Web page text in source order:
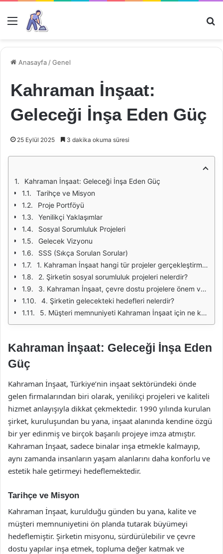
Menü
Anasayfa /Genel
Kahraman İnşaat:
Geleceği İnşa Eden Güç
25 Eylül 2025 3 dakika okuma süresi
Kahraman İnşaat: Geleceği İnşa Eden Güç
Tarihçe ve Misyon
Proje Portföyü
Yenilikçi Yaklaşımlar
Sosyal Sorumluluk Projeleri
Gelecek Vizyonu
SSS (Sıkça Sorulan Sorular)
1. Kahraman İnşaat hangi tür projeler gerçekleştirmektedir?
2. Şirketin sosyal sorumluluk projeleri nelerdir?
3. Kahraman İnşaat, çevre dostu projelere önem veriyor mu?
4. Şirketin gelecekteki hedefleri nelerdir?
5. Müşteri memnuniyeti Kahraman İnşaat için ne kadar önemlidir?
Kahraman İnşaat: Geleceği İnşa Eden
Güç
Kahraman İnşaat, Türkiye’nin inşaat sektöründeki önde
gelen firmalarından biri olarak, yenilikçi projeleri ve kaliteli
hizmet anlayışıyla dikkat çekmektedir. 1990 yılında kurulan
şirket, kuruluşundan bu yana, inşaat alanında kendine özgü
bir yer edinmiş ve birçok başarılı projeye imza atmıştır.
Kahraman İnşaat, sadece binalar inşa etmekle kalmayıp,
aynı zamanda insanların yaşam alanlarını daha konforlu ve
estetik hale getirmeyi hedeflemektedir.
Tarihçe ve Misyon
Kahraman İnşaat, kurulduğu günden bu yana, kalite ve
müşteri memnuniyetini ön planda tutarak büyümeyi
hedeflemiştir. Şirketin misyonu, sürdürülebilir ve çevre
dostu yapılar inşa etmek, topluma değer katmak ve